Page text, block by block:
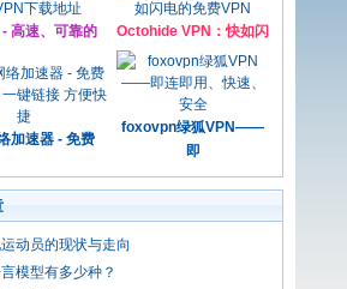
高速、可靠的 Octohide VPN：快如闪
加速器 - 免费
foxovpn绿狐VPN——
即
动员的现状与走向
模型有多少种？